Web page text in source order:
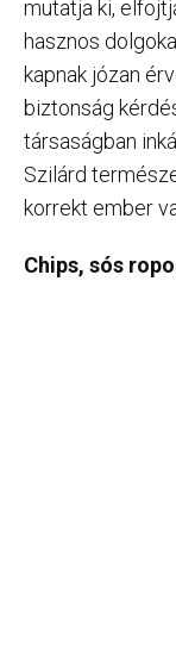
mutatja ki,
hasznos
kapnak józan
biztonság
társaságban
Szilárd
korrekt ember
Chips, sós